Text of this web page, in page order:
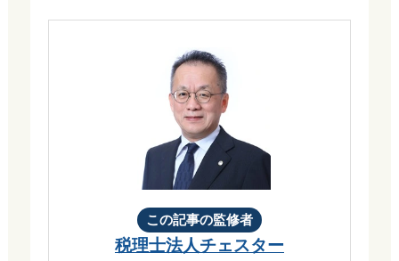
この記事の監修者
税理士法人チェスター